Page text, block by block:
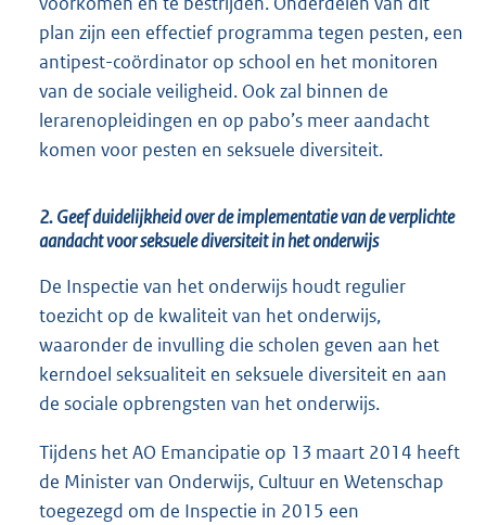
plan zijn een effectief programma tegen pesten, een
antipest-coördinator op school en het monitoren
van de sociale veiligheid. Ook zal binnen de
lerarenopleidingen en op pabo’s meer aandacht
komen voor pesten en seksuele diversiteit.
2. Geef duidelijkheid over de implementatie van de verplichte
aandacht voor seksuele diversiteit in het onderwijs
De Inspectie van het onderwijs houdt regulier
toezicht op de kwaliteit van het onderwijs,
waaronder de invulling die scholen geven aan het
kerndoel seksualiteit en seksuele diversiteit en aan
de sociale opbrengsten van het onderwijs.
Tijdens het AO Emancipatie op 13 maart 2014 heeft
de Minister van Onderwijs, Cultuur en Wetenschap
toegezegd om de Inspectie in 2015 een